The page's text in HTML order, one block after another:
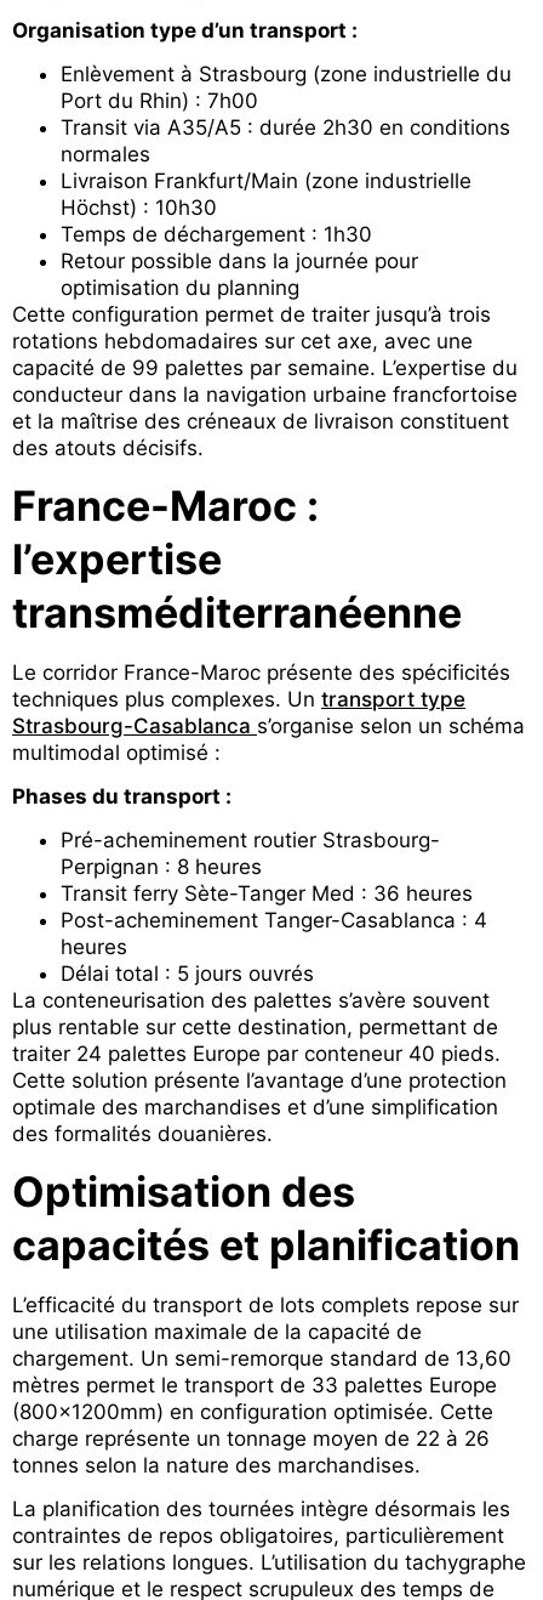
Organisation type d’un transport :
Enlèvement à Strasbourg (zone industrielle du
Port du Rhin) : 7h00
Transit via A35/A5 : durée 2h30 en conditions
normales
Livraison Frankfurt/Main (zone industrielle
Höchst) : 10h30
Temps de déchargement : 1h30
Retour possible dans la journée pour
optimisation du planning
Cette configuration permet de traiter jusqu’à trois
rotations hebdomadaires sur cet axe, avec une
capacité de 99 palettes par semaine. L’expertise du
conducteur dans la navigation urbaine francfortoise
et la maîtrise des créneaux de livraison constituent
des atouts décisifs.
France-Maroc :
l’expertise
transméditerranéenne
Le corridor France-Maroc présente des spécificités
techniques plus complexes. Un transport type
Strasbourg-Casablanca s’organise selon un schéma
multimodal optimisé :
Phases du transport :
Pré-acheminement routier Strasbourg-
Perpignan : 8 heures
Transit ferry Sète-Tanger Med : 36 heures
Post-acheminement Tanger-Casablanca : 4
heures
Délai total : 5 jours ouvrés
La conteneurisation des palettes s’avère souvent
plus rentable sur cette destination, permettant de
traiter 24 palettes Europe par conteneur 40 pieds.
Cette solution présente l’avantage d’une protection
optimale des marchandises et d’une simplification
des formalités douanières.
Optimisation des
capacités et planification
L’efficacité du transport de lots complets repose sur
une utilisation maximale de la capacité de
chargement. Un semi-remorque standard de 13,60
mètres permet le transport de 33 palettes Europe
(800x1200mm) en configuration optimisée. Cette
charge représente un tonnage moyen de 22 à 26
tonnes selon la nature des marchandises.
La planification des tournées intègre désormais les
contraintes de repos obligatoires, particulièrement
sur les relations longues. L’utilisation du tachygraphe
numérique et le respect scrupuleux des temps de